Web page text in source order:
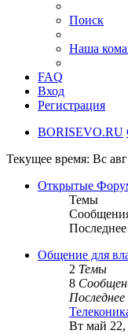
Поиск
Наша
FAQ
Вход
Регистрация
BORISEVO.RU
Текущее время: Вс
Открытые
Темы
Общение для
2 Темы
8
Вт май 22,